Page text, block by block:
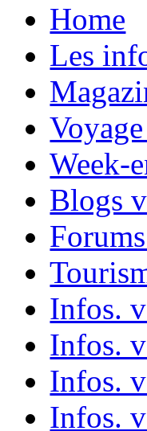
Home
Les
Week-
Blogs
Infos.
Infos.
Infos.
Infos.